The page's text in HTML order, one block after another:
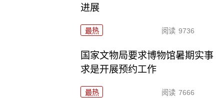
进展
最热 阅读 9736
国家文物局要求博物馆暑期实事
求是开展预约工作
最热 阅读 7666